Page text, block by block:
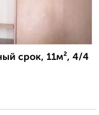
срок, 11м², 4/4